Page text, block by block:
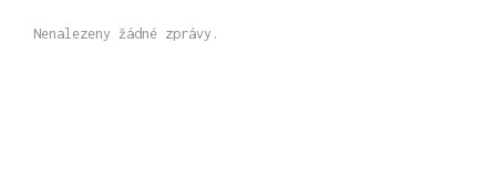
Nenalezeny žádné zprávy.